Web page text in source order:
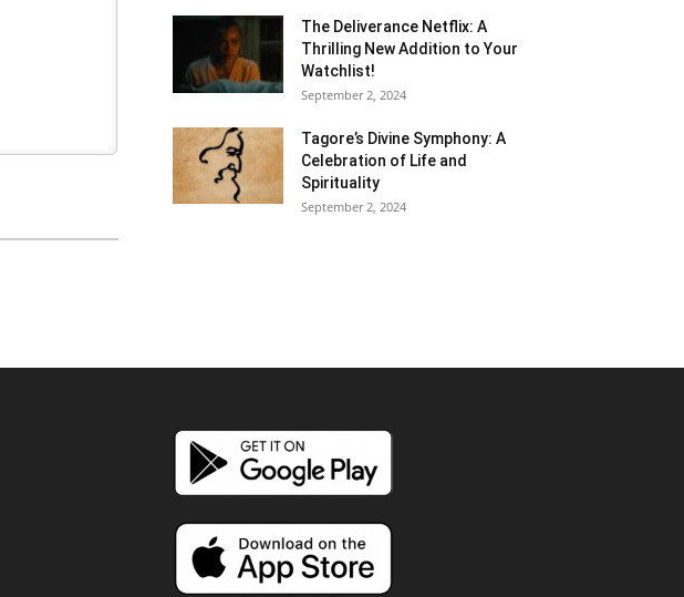
The Deliverance Netflix: A
Thrilling New Addition to Your
Watchlist!
September 2, 2024
Tagore’s Divine Symphony: A
Celebration of Life and
Spirituality
September 2, 2024